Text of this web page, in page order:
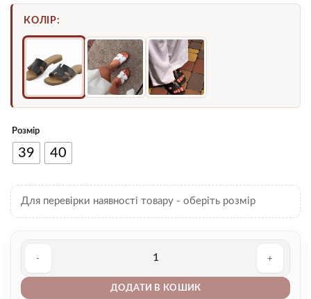
КОЛІР:
Розмір
39 40
Для перевірки наявності товару - оберіть розмір
ДОДАТИ В КОШИК